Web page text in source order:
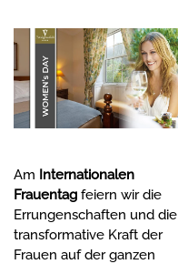
Am Internationalen
Frauentag feiern wir die
Errungenschaften und die
transformative Kraft der
Frauen auf der ganzen